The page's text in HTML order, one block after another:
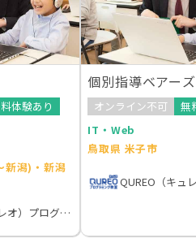
体験あり
新潟)・新潟
QUREO（キュレオ）プログラミング教室
個別指導ベアー
オンライン不可
無
IT・Web
鳥取県 米子市